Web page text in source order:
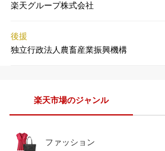
楽天グループ株式会社
後援
独立行政法人農畜産業振興機構
楽天市場のジャンル
ファッション